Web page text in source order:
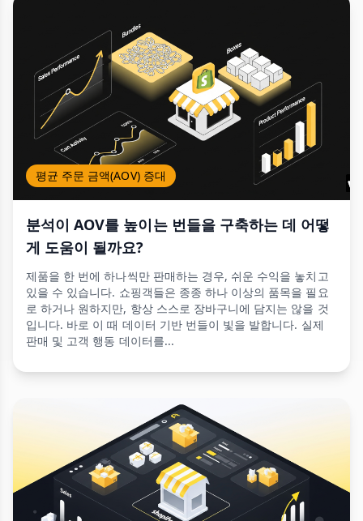
평균 주문 금액(AOV) 증대
분석이 AOV를 높이는 번들을 구축하는 데 어떻
게 도움이 될까요?
제품을 한 번에 하나씩만 판매하는 경우, 쉬운 수익을 놓치고
있을 수 있습니다. 쇼핑객들은 종종 하나 이상의 품목을 필요
로 하거나 원하지만, 항상 스스로 장바구니에 담지는 않을 것
입니다. 바로 이 때 데이터 기반 번들이 빛을 발합니다. 실제
판매 및 고객 행동 데이터를...